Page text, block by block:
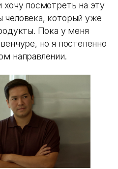
посмотреть на эту
который уже
Пока у меня
но я постепенно
направлении.